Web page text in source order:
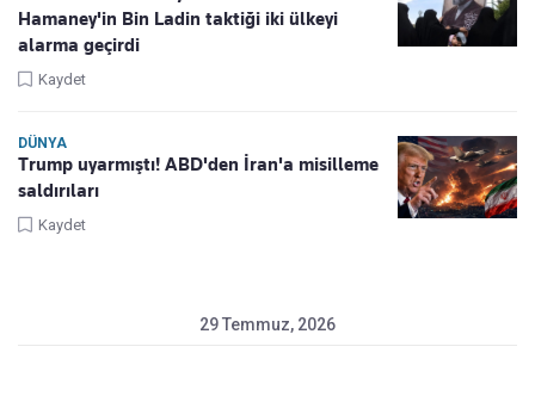
Hamaney'in Bin Ladin taktiği iki ülkeyi
alarma geçirdi
Kaydet
DÜNYA
Trump uyarmıştı! ABD'den İran'a misilleme
saldırıları
Kaydet
29 Temmuz, 2026